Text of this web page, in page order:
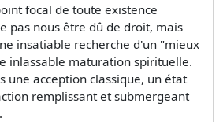
focal de toute existence
pas nous être dû de droit, mais
insatiable recherche d'un "mieux
inlassable maturation spirituelle.
une acception classique, un état
remplissant et submergeant